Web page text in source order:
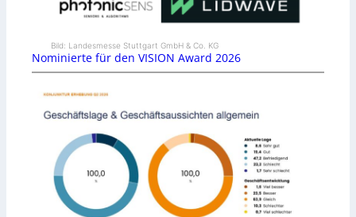
Bild: Landesmesse Stuttgart GmbH & Co. KG
Nominierte für den VISION Award 2026